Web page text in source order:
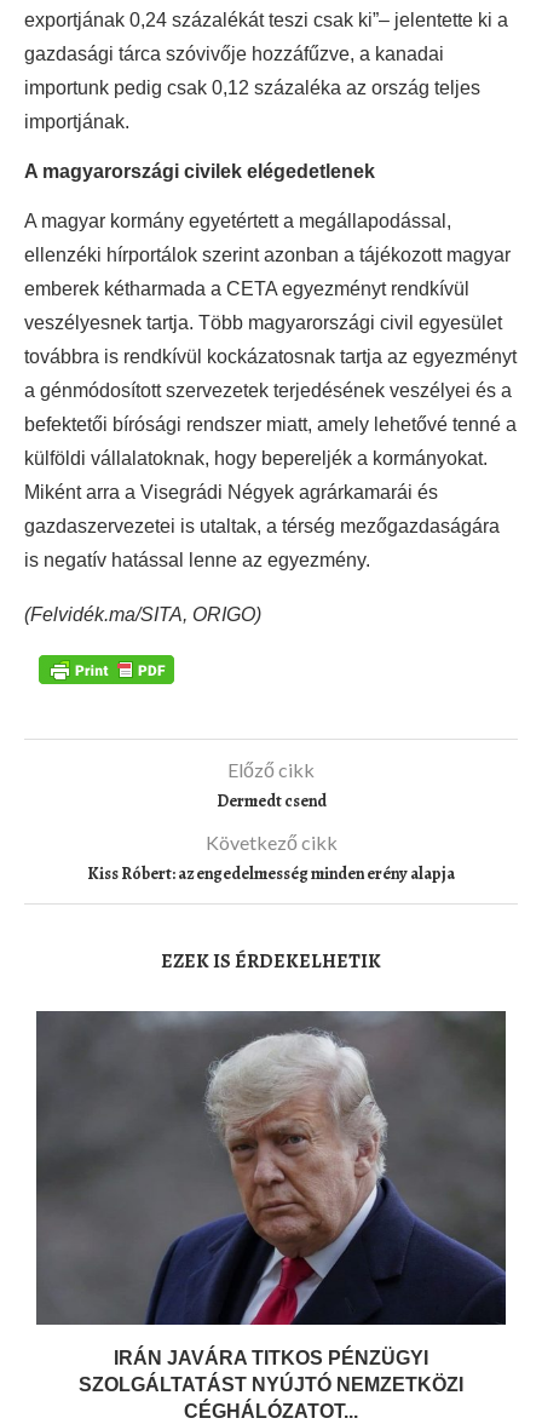
exportjának 0,24 százalékát teszi csak ki”– jelentette ki a
gazdasági tárca szóvivője hozzáfűzve, a kanadai
importunk pedig csak 0,12 százaléka az ország teljes
importjának.
A magyarországi civilek elégedetlenek
A magyar kormány egyetértett a megállapodással,
ellenzéki hírportálok szerint azonban a tájékozott magyar
emberek kétharmada a CETA egyezményt rendkívül
veszélyesnek tartja. Több magyarországi civil egyesület
továbbra is rendkívül kockázatosnak tartja az egyezményt
a génmódosított szervezetek terjedésének veszélyei és a
befektetői bírósági rendszer miatt, amely lehetővé tenné a
külföldi vállalatoknak, hogy bepereljék a kormányokat.
Miként arra a Visegrádi Négyek agrárkamarái és
gazdaszervezetei is utaltak, a térség mezőgazdaságára
is negatív hatással lenne az egyezmény.
(Felvidék.ma/SITA, ORIGO)
Előző cikk
Dermedt csend
Következő cikk
Kiss Róbert: az engedelmesség minden erény alapja
EZEK IS ÉRDEKELHETIK
IRÁN JAVÁRA TITKOS PÉNZÜGYI
SZOLGÁLTATÁST NYÚJTÓ NEMZETKÖZI
CÉGHÁLÓZATOT...